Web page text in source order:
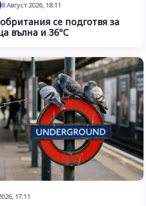
8 Август 2026, 18:11
се подготвя за
вълна и 36°C
17:11